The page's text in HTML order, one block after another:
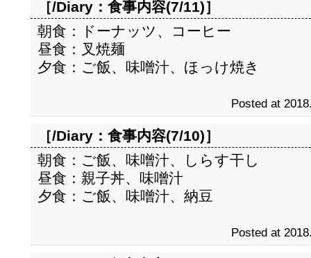
［/Diary： 食事内容(7/11)］
朝食：ドーナッツ、コーヒー
昼食：叉焼麺
夕食：ご飯、味噌汁、ほっけ焼き
Posted at
［/Diary： 食事内容(7/10)］
朝食：ご飯、味噌汁、しらす干し
昼食：親子丼、味噌汁
夕食：ご飯、味噌汁、納豆
Posted at